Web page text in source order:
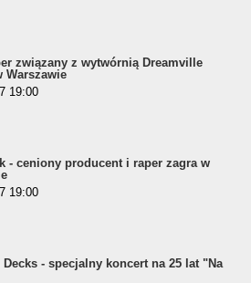
związany z wytwórnią Dreamville
Warszawie
19:00
- ceniony producent i raper zagra w
19:00
Decks - specjalny koncert na 25 lat "Na